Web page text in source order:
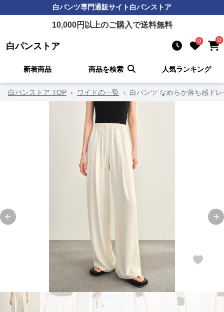
白パンツ専門通販サイト白パンストア
10,000円以上のご購入で送料無料
白パンストア 0 0
新着商品 商品を検索 人気ランキング
白パンストア TOP › ワイドの一覧 › 白パンツ なめらか落ち感ド
Previous slide